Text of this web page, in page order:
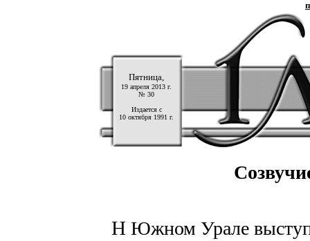
Пятница,
19 апреля 2013 г.
№ 30
Издается с
10 октября 1991 г.
Н Южном Урале